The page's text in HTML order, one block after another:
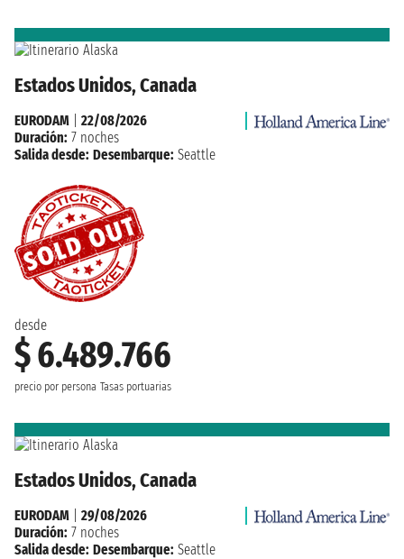
Estados Unidos, Canada
desde
$ 6.489.766
precio por persona Tasas portuarias
EURODAM
22/08/2026
Duración: 7 noches
Salida desde: Desembarque: Seattle
Estados Unidos, Canada
EURODAM
29/08/2026
Duración: 7 noches
Salida desde: Desembarque: Seattle